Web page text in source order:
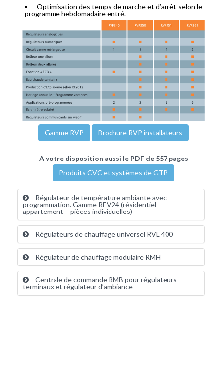
Optimisation des temps de marche et d’arrêt selon le
programme hebdomadaire entré.
Gamme RVP Brochure RVP installateurs
A votre disposition aussi le PDF de 557 pages
Produits CVC et systèmes de GTB
Régulateur de température ambiante avec
programmation. Gamme REV24 (résidentiel –
appartement – pièces individuelles)
Régulateurs de chauffage universel RVL 400
Régulateur de chauffage modulaire RMH
Centrale de commande RMB pour régulateurs
terminaux et régulateur d’ambiance